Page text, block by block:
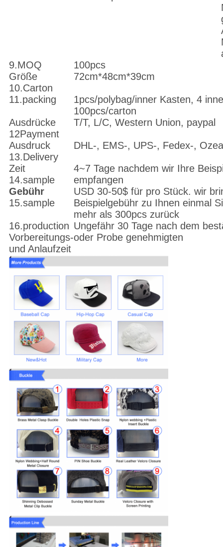
9.MOQ
100pcs
Größe
10.Carton
72cm*48cm*39cm
11.packing
1pcs/polybag/inner Kasten, 4
100pcs/carton
Ausdrücke
12Payment
T/T, L/C, Western Union, paypal
Ausdruck
13.Delivery
DHL-, EMS-, UPS-, Fedex-,
Zeit
14.sample
4~7 Tage nachdem wir Ihre
empfangen
Gebühr
15.sample
USD 30-50$ für pro Stück. wir
Beispielgebühr zu Ihnen einmal
mehr als 300pcs zurück
16.production
Vorbereitungs-
und Anlaufzeit
Ungefähr 30 Tage nach dem
oder Probe genehmigten